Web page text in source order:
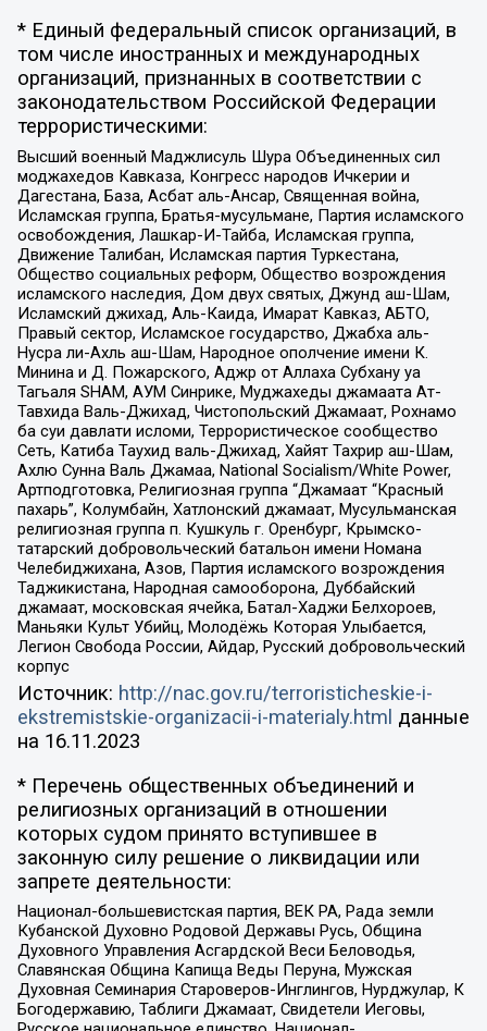
* Единый федеральный список организаций, в
том числе иностранных и международных
организаций, признанных в соответствии с
законодательством Российской Федерации
террористическими:
Высший военный Маджлисуль Шура Объединенных сил
моджахедов Кавказа, Конгресс народов Ичкерии и
Дагестана, База, Асбат аль-Ансар, Священная война,
Исламская группа, Братья-мусульмане, Партия исламского
освобождения, Лашкар-И-Тайба, Исламская группа,
Движение Талибан, Исламская партия Туркестана,
Общество социальных реформ, Общество возрождения
исламского наследия, Дом двух святых, Джунд аш-Шам,
Исламский джихад, Аль-Каида, Имарат Кавказ, АБТО,
Правый сектор, Исламское государство, Джабха аль-
Нусра ли-Ахль аш-Шам, Народное ополчение имени К.
Минина и Д. Пожарского, Аджр от Аллаха Субхану уа
Тагьаля SHAM, АУМ Синрике, Муджахеды джамаата Ат-
Тавхида Валь-Джихад, Чистопольский Джамаат, Рохнамо
ба суи давлати исломи, Террористическое сообщество
Сеть, Катиба Таухид валь-Джихад, Хайят Тахрир аш-Шам,
Ахлю Сунна Валь Джамаа, National Socialism/White Power,
Артподготовка, Религиозная группа “Джамаат “Красный
пахарь”, Колумбайн, Хатлонский джамаат, Мусульманская
религиозная группа п. Кушкуль г. Оренбург, Крымско-
татарский добровольческий батальон имени Номана
Челебиджихана, Азов, Партия исламского возрождения
Таджикистана, Народная самооборона, Дуббайский
джамаат, московская ячейка, Батал-Хаджи Белхороев,
Маньяки Культ Убийц, Молодёжь Которая Улыбается,
Легион Свобода России, Айдар, Русский добровольческий
корпус
Источник: http://nac.gov.ru/terroristicheskie-i-
ekstremistskie-organizacii-i-materialy.html данные
на 16.11.2023
* Перечень общественных объединений и
религиозных организаций в отношении
которых судом принято вступившее в
законную силу решение о ликвидации или
запрете деятельности:
Национал-большевистская партия, ВЕК РА, Рада земли
Кубанской Духовно Родовой Державы Русь, Община
Духовного Управления Асгардской Веси Беловодья,
Славянская Община Капища Веды Перуна, Мужская
Духовная Семинария Староверов-Инглингов, Нурджулар, К
Богодержавию, Таблиги Джамаат, Свидетели Иеговы,